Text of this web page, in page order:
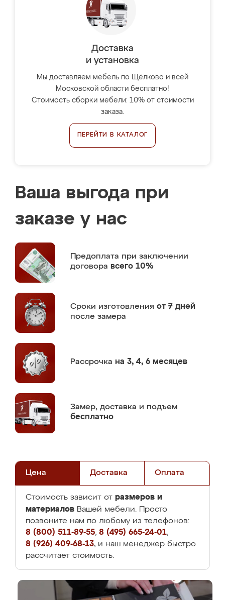
Доставка
и установка
Мы доставляем мебель по Щёлково и всей
Московской области бесплатно!
Стоимость сборки мебели: 10% от стоимости
заказа.
ПЕРЕЙТИ В КАТАЛОГ
Ваша выгода при
заказе у нас
Предоплата при заключении
договора всего 10%
Сроки изготовления от 7 дней
после замера
Рассрочка на 3, 4, 6 месяцев
Замер, доставка и подъем
бесплатно
Цена Доставка Оплата
Стоимость зависит от размеров и
материалов Вашей мебели. Просто
позвоните нам по любому из телефонов:
8 (800) 511-89-55, 8 (495) 665-24-01,
8 (926) 409-68-13, и наш менеджер быстро
рассчитает стоимость.